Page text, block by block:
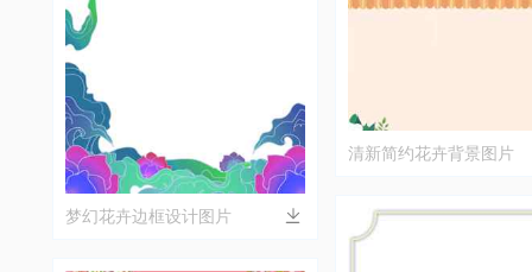
梦幻花卉边框设计图片
清新简约花卉背景图片